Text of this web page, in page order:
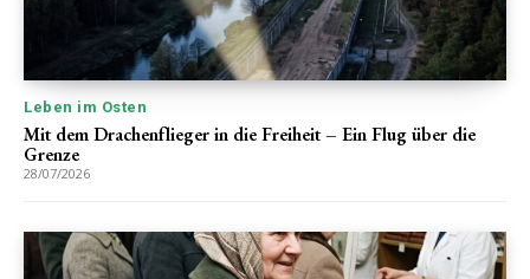
Leben im Osten
Mit dem Drachenflieger in die Freiheit – Ein Flug über die
Grenze
28/07/2026